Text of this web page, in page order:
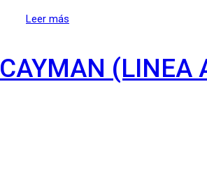
Leer más
(LINEA